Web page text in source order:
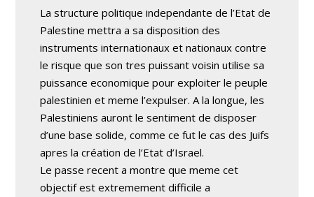
La structure politique independante de l’Etat de
Palestine mettra a sa disposition des
instruments internationaux et nationaux contre
le risque que son tres puissant voisin utilise sa
puissance economique pour exploiter le peuple
palestinien et meme l’expulser. A la longue, les
Palestiniens auront le sentiment de disposer
d’une base solide, comme ce fut le cas des Juifs
apres la création de l’Etat d’Israel.
Le passe recent a montre que meme cet
objectif est extremement difficile a